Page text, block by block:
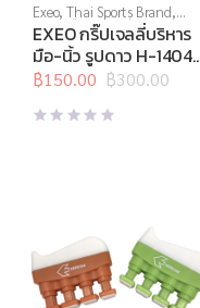
Exeo,Thai Sports Brand,
บริหารมือ,สินค้าล็อตสุดท้าย,
อุปกรณ์คลายกล้ามเนื้อ,อุปกรณ์
บริหารกาย,อุปกรณ์ยืดเหยียด,
อุปกรณ์สุขภาพเพื่อผู้สูงวัย
EXEO กริ๊ปเจลลี่บริหาร
มือ-นิ้ว รูปดาว H-1404
Medium สีส้ม
฿300.00
Original
price
was:
฿150.00
Current
price
is: